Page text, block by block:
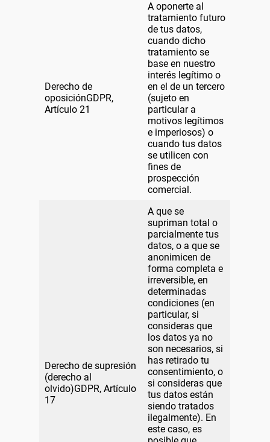
Derecho de
oposiciónGDPR,
Artículo 21
A oponerte al
tratamiento futuro
de tus datos,
cuando dicho
tratamiento se
base en nuestro
interés legítimo o
en el de un tercero
(sujeto en
particular a
motivos legítimos
e imperiosos) o
cuando tus datos
se utilicen con
fines de
prospección
comercial.
Derecho de supresión
(derecho al
olvido)GDPR, Artículo
17
A que se
supriman total o
parcialmente tus
datos, o a que se
anonimicen de
forma completa e
irreversible, en
determinadas
condiciones (en
particular, si
consideras que
los datos ya no
son necesarios, si
has retirado tu
consentimiento, o
si consideras que
tus datos están
siendo tratados
ilegalmente). En
este caso, es